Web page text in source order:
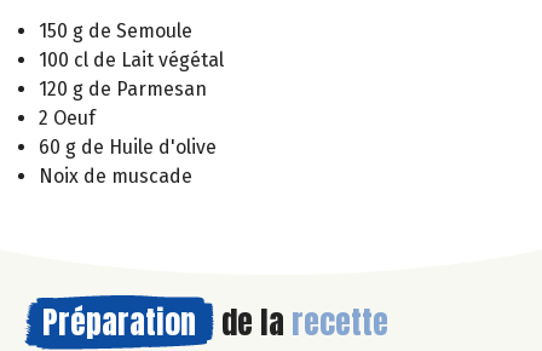
150 g de Semoule
100 cl de Lait végétal
120 g de Parmesan
2 Oeuf
60 g de Huile d'olive
Noix de muscade
Préparation de la recette